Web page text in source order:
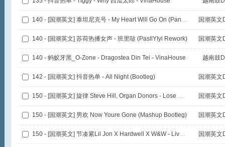
140 - [国潮英文] 泰坦尼克号 - My Heart Will Go On (PandaKING Bootleg) 国潮英文
140 - [国潮英文] 苏荷热播女声 - 班里哒 (PasllYIyi Rework) 国潮英文
140 - 蚂蚁牙黑_O-Zone - Dragostea Din Tei - VinaHouse 越南鼓
142 - [国潮英文] 抖音热单 - All Night (Bootleg) 国潮英文
150 - [国潮英文] 旋律 Steve Hill, Organ Donors - Lose Contro 国潮英文
150 - [国潮英文] 男欢 Now Youre Gone (Mashup Bootleg) 国潮英文
150 - [国潮英文] 节凑紧Lil Jon X Hardwell X W&W - Live Th 国潮英文